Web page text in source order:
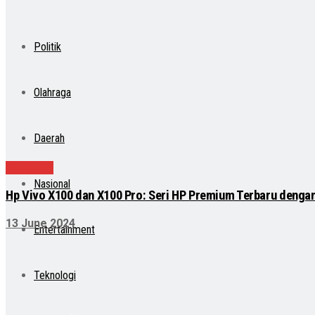
Politik
Olahraga
Daerah
Nasional
Entertainment
Teknologi
Hp Vivo X100 dan X100 Pro: Seri HP Premium Terbaru
13 June 2024